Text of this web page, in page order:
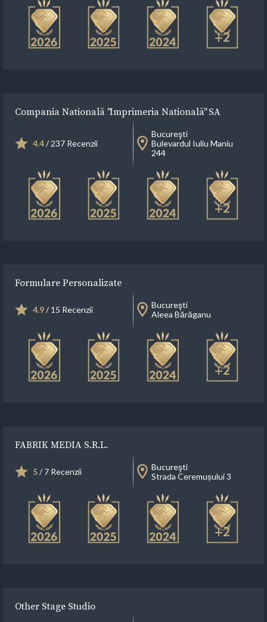
+2
Compania Natională "Imprimeria Natională" SA
4.4/ 237 Recenzii
Bucureşti
Bulevardul Iuliu Maniu
244
+2
Formulare Personalizate
4.9/ 15 Recenzii
Bucureşti
Aleea Bărăganu
+2
FABRIK MEDIA S.R.L.
5/ 7 Recenzii
Bucureşti
Strada Ceremușului 3
+2
Other Stage Studio